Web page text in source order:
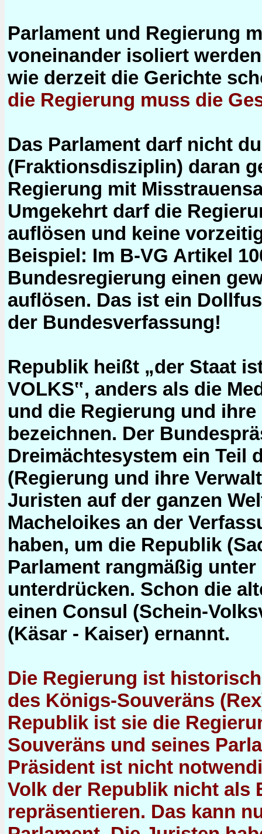
Parlament und Regierung
voneinander isoliert
wie derzeit die Gerichte
die Regierung muss die
Das Parlament darf nicht
(Fraktionsdisziplin) daran
Regierung mit
Umgekehrt darf die
auflösen und keine
Beispiel: Im B-VG Artikel
Bundesregierung einen
auflösen. Das ist ein
der Bundesverfassung!
Republik heißt „der Staat
VOLKS‟, anders als die
und die Regierung und
bezeichnen. Der
Dreimächtesystem ein Teil
(Regierung und ihre
Juristen auf der ganzen
Macheloikes an der
haben, um die Republik
Parlament rangmäßig
unterdrücken. Schon die
einen Consul (Schein-
(Käsar - Kaiser) ernannt.
Die Regierung ist
des Königs-Souveräns
Republik ist sie die
Souveräns und seines
Präsident ist nicht
Volk der Republik nicht als
repräsentieren. Das kann